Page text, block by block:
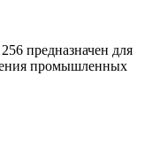
предназначен для
промышленных